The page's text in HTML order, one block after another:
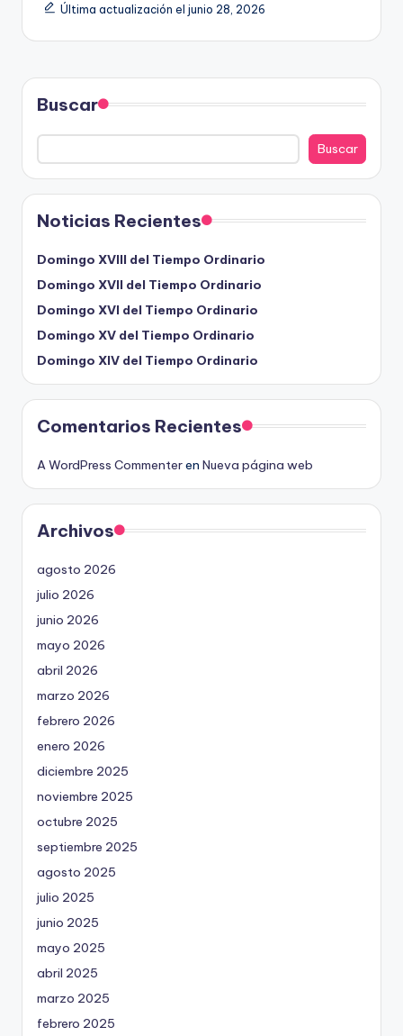
Última actualización el junio 28, 2026
Buscar
Buscar
Noticias Recientes
Domingo XVIII del Tiempo Ordinario
Domingo XVII del Tiempo Ordinario
Domingo XVI del Tiempo Ordinario
Domingo XV del Tiempo Ordinario
Domingo XIV del Tiempo Ordinario
Comentarios Recientes
A WordPress Commenteren Nueva página web
Archivos
agosto 2026
julio 2026
junio 2026
mayo 2026
abril 2026
marzo 2026
febrero 2026
enero 2026
diciembre 2025
noviembre 2025
octubre 2025
septiembre 2025
agosto 2025
julio 2025
junio 2025
mayo 2025
abril 2025
marzo 2025
febrero 2025